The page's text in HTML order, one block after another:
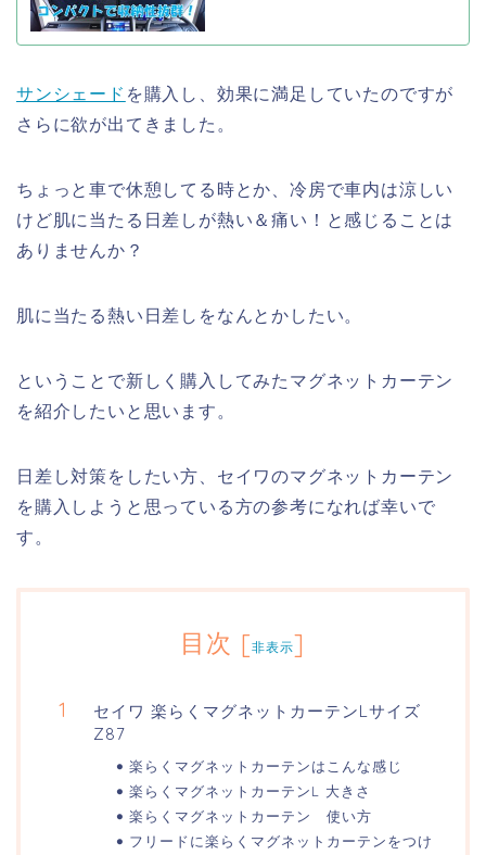
サンシェード を購入し、効果に満足していたのですが
さらに欲が出てきました。
ちょっと車で休憩してる時とか、冷房で車内は涼しい
けど肌に当たる日差しが熱い＆痛い！と感じることは
ありませんか？
肌に当たる熱い日差しをなんとかしたい。
ということで新しく購入してみたマグネットカーテン
を紹介したいと思います。
日差し対策をしたい方、セイワのマグネットカーテン
を購入しようと思っている方の参考になれば幸いで
す。
目次 [非表示]
セイワ 楽らくマグネットカーテンLサイズ
Z87
楽らくマグネットカーテンはこんな感じ
楽らくマグネットカーテンL 大きさ
楽らくマグネットカーテン 使い方
フリードに楽らくマグネットカーテンをつけ